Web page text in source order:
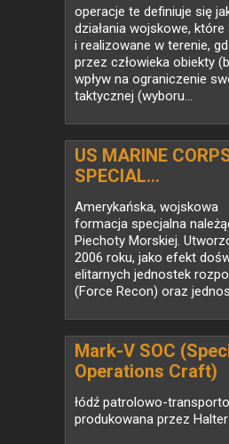
zurbanizowanym)
operacje te definiuje się
działania wojskowe,
i realizowane w terenie,
przez człowieka obiekty
wpływ na ograniczenie
taktycznej (wyboru...
US MARINE
SPECIAL...
Amerykańska, wojskowa
formacja specjalna
Piechoty Morskiej.
2006 roku, jako efekt
elitarnych jednostek
(Force Recon) oraz
Mark-V SOC
Operations Craft)
łódź patrolowo-
produkowana przez